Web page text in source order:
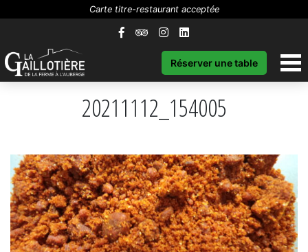
Carte titre-restaurant acceptée
Réserver une table
20211112_154005